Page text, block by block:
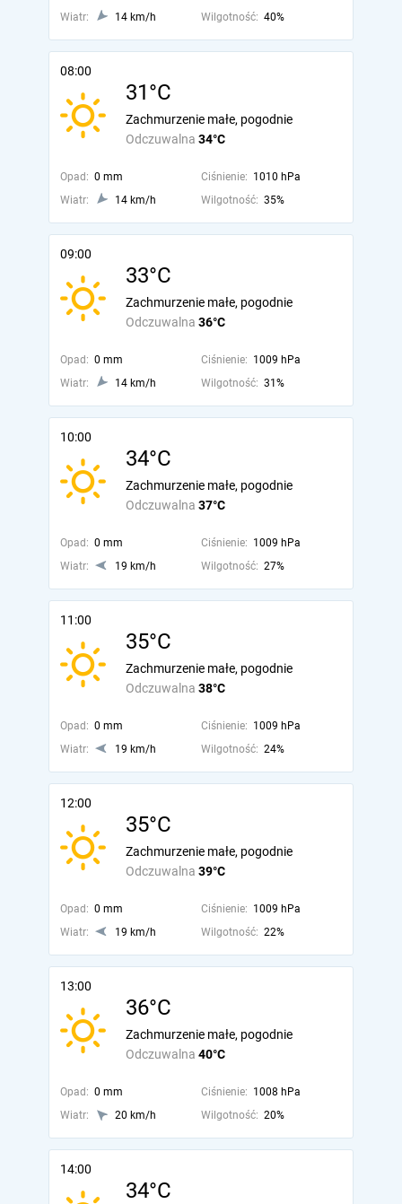
Wiatr: 14 km/h Wilgotność: 40%
08:00
31°C
Odczuwalna 34°C
Zachmurzenie małe, pogodnie
Opad: 0 mm Ciśnienie: 1010 hPa
Wiatr:
14 km/h Wilgotność: 35%
09:00
33°C
Odczuwalna 36°C
Zachmurzenie małe, pogodnie
Opad: 0 mm Ciśnienie: 1009 hPa
Wiatr:
14 km/h Wilgotność: 31%
10:00
34°C
Odczuwalna 37°C
Zachmurzenie małe, pogodnie
Opad: 0 mm Ciśnienie: 1009 hPa
Wiatr:
19 km/h Wilgotność: 27%
11:00
35°C
Odczuwalna 38°C
Zachmurzenie małe, pogodnie
Opad: 0 mm Ciśnienie: 1009 hPa
Wiatr:
19 km/h Wilgotność: 24%
12:00
35°C
Odczuwalna 39°C
Zachmurzenie małe, pogodnie
Opad: 0 mm Ciśnienie: 1009 hPa
Wiatr:
19 km/h Wilgotność: 22%
13:00
36°C
Odczuwalna 40°C
Zachmurzenie małe, pogodnie
Opad: 0 mm Ciśnienie: 1008 hPa
Wiatr:
20 km/h Wilgotność: 20%
14:00
34°C